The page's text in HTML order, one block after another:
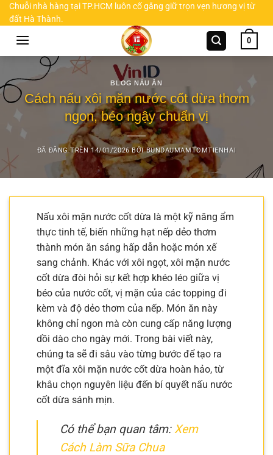
Chuyển
đến
Chuỗi nhà hàng tại TP.HCM luôn cố gắng giữ trọn vẹn hương vị từ
đất Hà Thành.
0
BLOG NẤU ĂN
Cách nấu xôi mặn nước cốt dừa thơm
ngon, béo ngậy chuẩn vị
ĐÃ ĐĂNG TRÊN14/01/2026 BỞIBUNDAUMAMTOMTIENHAI
Nấu xôi mặn nước cốt dừa là một kỹ năng ẩm
thực tinh tế, biến những hạt nếp dẻo thơm
thành món ăn sáng hấp dẫn hoặc món xế
sang chảnh. Khác với xôi ngọt, xôi mặn nước
cốt dừa đòi hỏi sự kết hợp khéo léo giữa vị
béo của nước cốt, vị mặn của các topping đi
kèm và độ dẻo thơm của nếp. Món ăn này
không chỉ ngon mà còn cung cấp năng lượng
dồi dào cho ngày mới. Trong bài viết này,
chúng ta sẽ đi sâu vào từng bước để tạo ra
một đĩa xôi mặn nước cốt dừa hoàn hảo, từ
khâu chọn nguyên liệu đến bí quyết nấu nước
cốt dừa sánh mịn.
Có thể bạn quan tâm:Xem
Cách Làm Sữa Chua